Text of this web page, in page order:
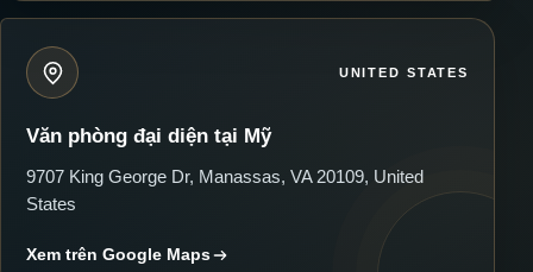
UNITED STATES
Văn phòng đại diện tại Mỹ
9707 King George Dr, Manassas, VA 20109, United
States
Xem trên Google Maps